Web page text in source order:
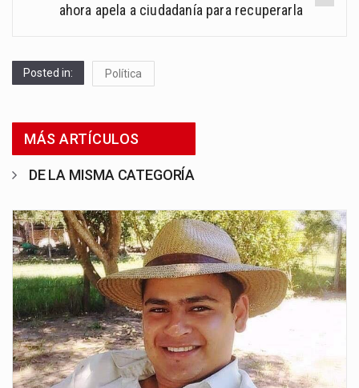
ahora apela a ciudadanía para recuperarla
Posted in: Política
MÁS ARTÍCULOS
DE LA MISMA CATEGORÍA